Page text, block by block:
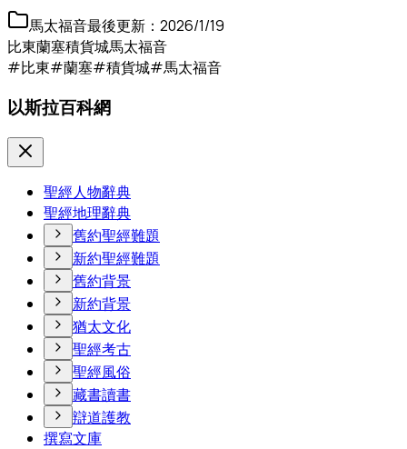
馬太福音最後更新： 2026/1/19
比東蘭塞積貨城馬太福音
#比東#蘭塞#積貨城#馬太福音
以斯拉百科網
聖經人物辭典
聖經地理辭典
舊約聖經難題
新約聖經難題
舊約背景
新約背景
猶太文化
聖經考古
聖經風俗
藏書讀書
辯道護教
撰寫文庫